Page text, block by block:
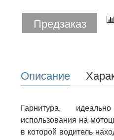
Предзаказ
Описание
Гарнитура,
использования на
в которой водитель